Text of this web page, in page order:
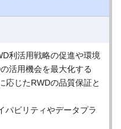
利活用戦略の促進や環境
活用機会を最大化する
応じたRWDの品質保証と
パビリティやデータプラ